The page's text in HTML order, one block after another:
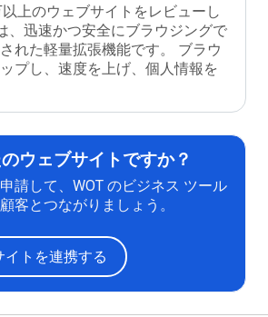
上のウェブサイトをレビューし
、迅速かつ安全にブラウジングで
れた軽量拡張機能です。 ブラウ
プし、速度を上げ、個人情報を
ウェブサイトですか？
請して、WOT のビジネス ツール
客とつながりましょう。
イトを連携する